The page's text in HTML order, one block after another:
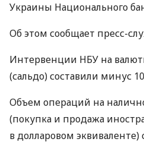
Украины Национального
Об этом сообщает пресс-
Интервенции НБУ на
(сальдо) составили минус
Объем операций на
(покупка и продажа
в долларовом эквиваленте)